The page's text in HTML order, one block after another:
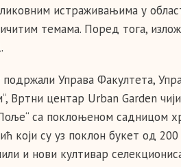
истраживањима у
темама. Поред тога,
Управа Факултета,
Вртни центар Urban Garden
са поклоњеном садницом
који су уз поклон букет од
и нови култивар